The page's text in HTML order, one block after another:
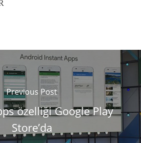
Previous Post
özelliği Google Play
Store’da